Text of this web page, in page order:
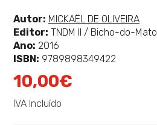
classificação
Autor: Ver
mais
sobre
MICKAËL DE OLIVEIRA
Editor: TNDM II / Bicho-do-Mato
Ano: 2016
ISBN: 9789898349422
10,00€
IVA Incluído